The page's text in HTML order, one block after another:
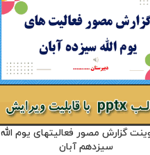
گزارش مصور فعالیتهای یوم الله
سیزدهم آبان